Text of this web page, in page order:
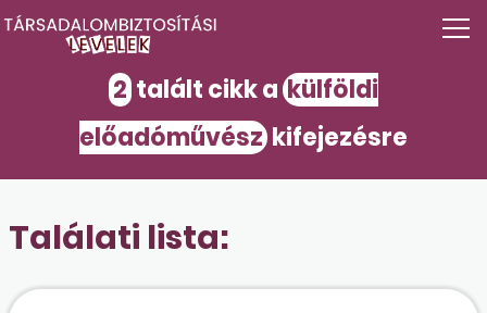
2 talált cikk a külföldi
előadóművész kifejezésre
Találati lista: